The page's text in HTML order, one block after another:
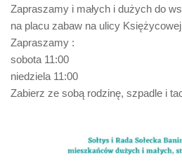
Zapraszamy i małych i dużych do
na placu zabaw na ulicy
Zapraszamy :
sobota 11:00
niedziela 11:00
Zabierz ze sobą rodzinę, szpadle i